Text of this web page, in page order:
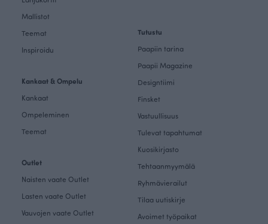
Mallistot
Teemat
Inspiroidu
Kankaat & Ompelu
Kankaat
Ompeleminen
Teemat
Outlet
Naisten vaate Outlet
Lasten vaate Outlet
Vauvojen vaate Outlet
Tutustu
Paapiin tarina
Paapii Magazine
Designtiimi
Finsket
Vastuullisuus
Tulevat tapahtumat
Kuosikirjasto
Tehtaanmyymälä
Ryhmävierailut
Tilaa uutiskirje
Avoimet työpaikat